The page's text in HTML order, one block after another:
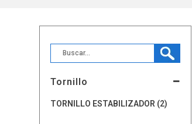
Tornillo
TORNILLO ESTABILIZADOR (2)